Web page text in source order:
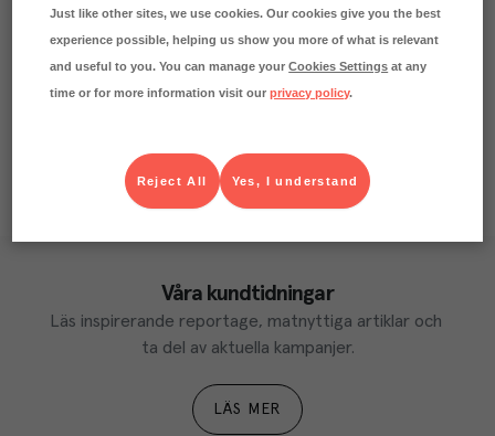
Läs mer om hur vi beräknar klimatavtryck
Våra kundtidningar
Läs inspirerande reportage, matnyttiga artiklar och
ta del av aktuella kampanjer.
LÄS MER
Just like other sites, we use cookies. Our cookies give you the best
experience possible, helping us show you more of what is relevant
and useful to you. You can manage yourCookies Settings at any
time or for more information visit ourprivacy policy.
Yes, I understand
Reject All